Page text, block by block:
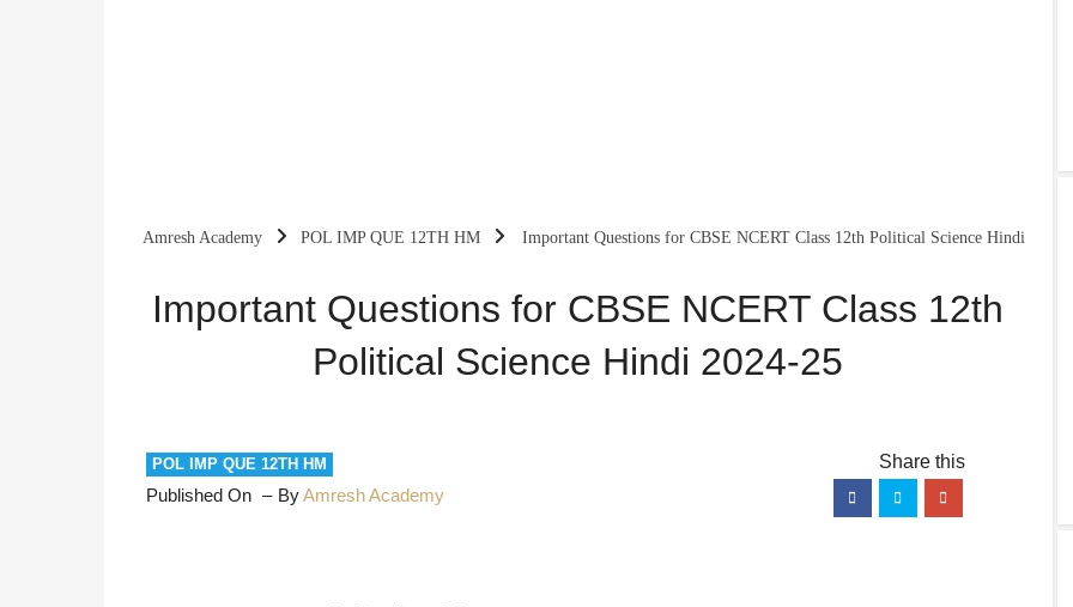
Amresh Academy POL IMP QUE 12TH HM Important Questions for CBSE NCERT Class 12th Political Science Hindi
Important Questions for CBSE NCERT Class 12th
Political Science Hindi 2024-25
POL IMP QUE 12TH HM
Published On ByAmresh Academy